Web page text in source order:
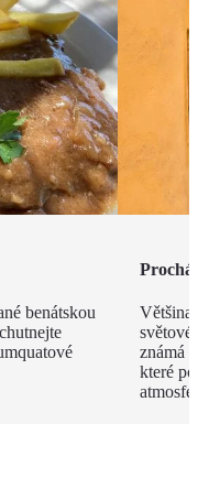
benátskou
Většina
známá
které